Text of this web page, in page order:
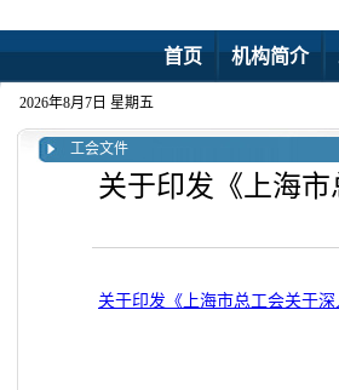
首页 机构简介
2026年8月7日 星期五
工会文件
关于印发《上海
关于印发《上海市总工会关于